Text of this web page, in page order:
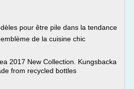
pour être pile dans la tendance
de la cuisine chic
2017 New Collection. Kungsbacka
from recycled bottles